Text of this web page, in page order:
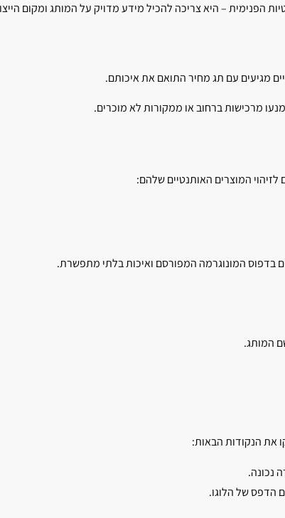
הפנימית – היא צריכה להכיל מידע מדויק על המותג ומקום
מגיעים עם תג מחיר התואם את איכותם.
מרכישות ברחוב או ממקורות לא מוכרים.
המוצרים האותנטיים שלהם:
בדפוס המונוגרמה המפורסם ואיכות בלתי מתפשרת.
המותג.
את הנקודות הבאות:
הדפס של הלוגו.